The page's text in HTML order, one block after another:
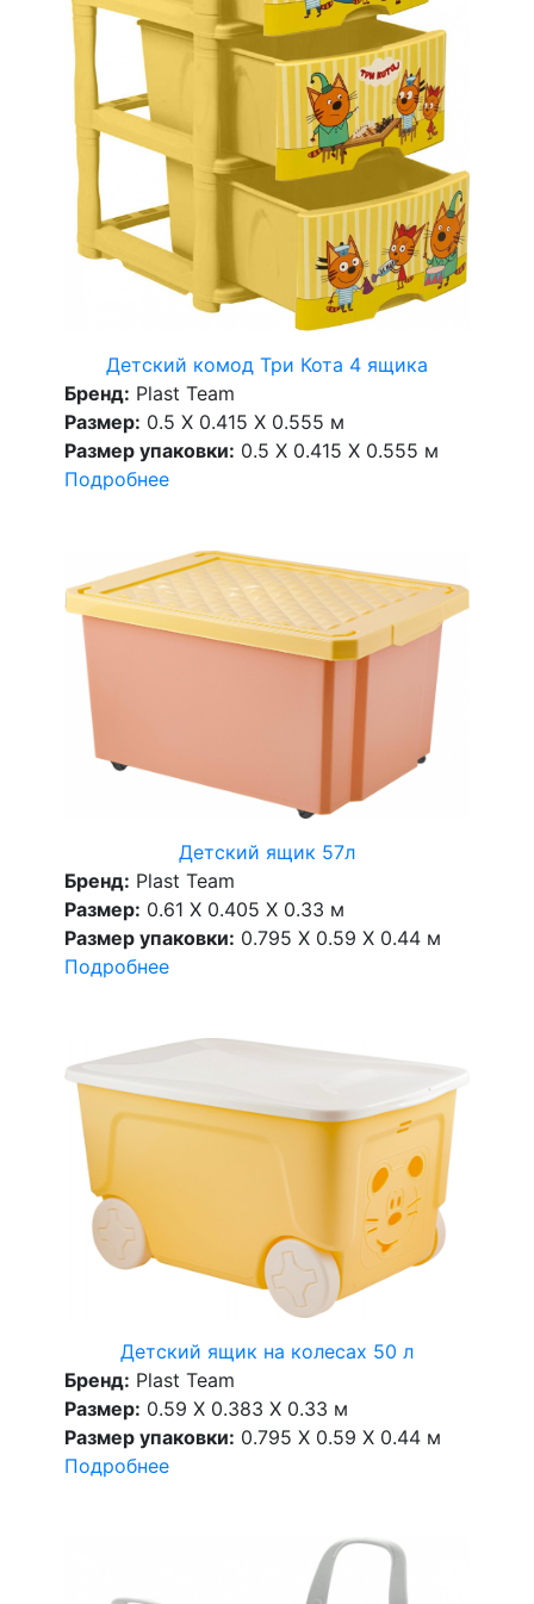
Детский комод Три Кота 4 ящика
Бренд: Plast Team
Размер: 0.5 X 0.415 X 0.555 м
Размер упаковки: 0.5 X 0.415 X 0.555 м
Подробнее
Детский ящик 57л
Бренд: Plast Team
Размер: 0.61 X 0.405 X 0.33 м
Размер упаковки: 0.795 X 0.59 X 0.44 м
Подробнее
Детский ящик на колесах 50 л
Бренд: Plast Team
Размер: 0.59 X 0.383 X 0.33 м
Размер упаковки: 0.795 X 0.59 X 0.44 м
Подробнее